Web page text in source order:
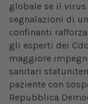
globale se il virus
segnalazioni di
confinanti
gli esperti dei
maggiore
sanitari
paziente con
Repubblica